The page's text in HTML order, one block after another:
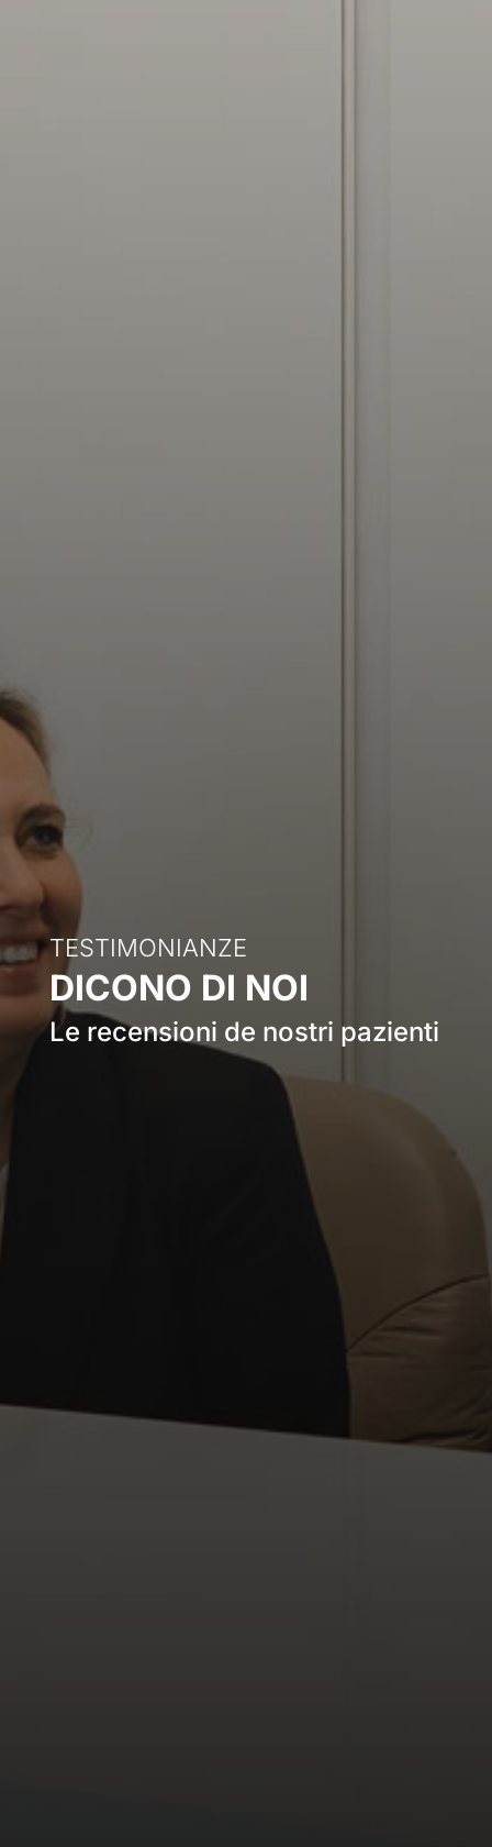
TESTIMONIANZE
DICONO DI NOI
Le recensioni de nostri pazienti